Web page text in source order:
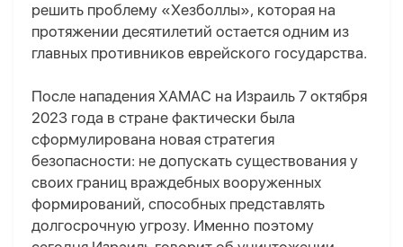
решить проблему «Хезболлы», которая на
протяжении десятилетий остается одним из
главных противников еврейского государства.
После нападения ХАМАС на Израиль 7 октября
2023 года в стране фактически была
сформулирована новая стратегия
безопасности: не допускать существования у
своих границ враждебных вооруженных
формирований, способных представлять
долгосрочную угрозу. Именно поэтому